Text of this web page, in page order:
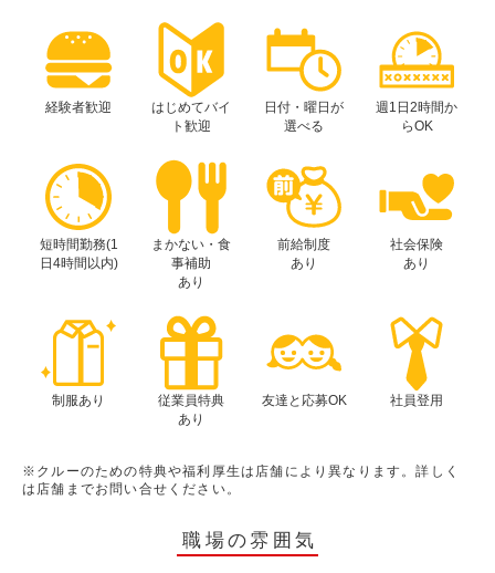
経験者歓迎
はじめてバイ
ト歓迎
日付・曜日が
選べる
週1日2時間か
らOK
短時間勤務(1
日4時間以内)
まかない・食
事補助
あり
前給制度
あり
社会保険
あり
制服あり
従業員特典
あり
友達と応募OK 社員登用
※クルーのための特典や福利厚生は店舗により異なります。詳しく
は店舗までお問い合せください。
職場の雰囲気